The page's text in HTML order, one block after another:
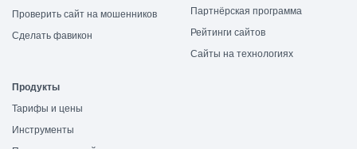
Проверить сайт на мошенников
Сделать фавикон
Партнёрская программа
Рейтинги сайтов
Сайты на технологиях
Продукты
Тарифы и цены
Инструменты